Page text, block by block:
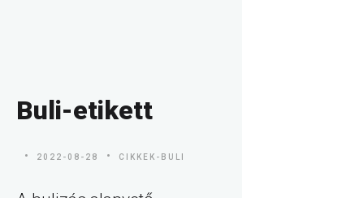
Buli-etikett
2022-08-28 CIKKEK-BULI